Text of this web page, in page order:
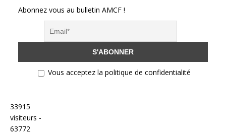
Abonnez vous au bulletin AMCF !
Vous acceptez la politique de confidentialité
33915
visiteurs -
63772